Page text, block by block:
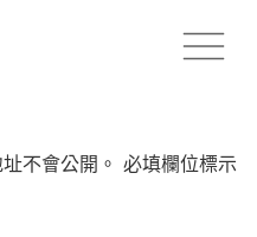
不會公開。 必填欄位標示